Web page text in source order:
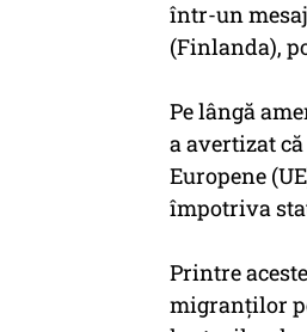
într-un
(Finlanda),
Pe lângă
a avertizat
Europene
împotriva
Printre
migranţilor